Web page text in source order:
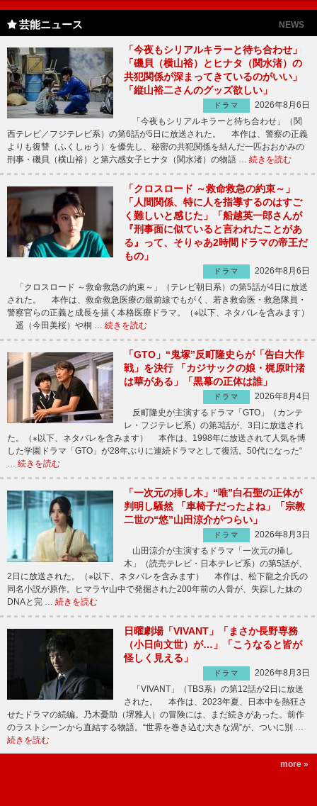
芸能ニュース NEWS
「今夜もシリアルキラーと待ち合わせ」
「磯貝（横山裕）とヒナタ（関水渚）の
共犯関係が深まってきているのがいい」
「縦山裕二さんのグッズ欲しい」
ドラマ
2026年8月6日
「今夜もシリアルキラーと待ち合わせ」（関
西テレビ／フジテレビ系）の第6話が5日に放送された。 本作は、警察の正義
よりも復讐（ふくしゅう）を優先し、秘密の共犯関係を結んだ一匹おおかみの
刑事・磯貝（横山裕）と第六感女子ヒナタ（関水渚）の物語 … 続きを読む
「クロスロード ～救命救急の約束～」
「人間関係、特に人を指導するのはすご
く難しいと感じた」「船越英一郎さんが
『刑事面に似ていると言われたことがあ
る』って、そりゃあ2時間ドラマの帝王だ
もの」
ドラマ
2026年8月6日
「クロスロード ～救命救急の約束～」（テレビ朝日系）の第5話が4日に放送
された。 本作は、救命救急医療の最前線でもがく、若き救命医・救急隊員・
警察官らの正義と成長を描く本格医療ドラマ。（※以下、ネタバレを含みます）
遥（今田美桜）や桐 … 続きを読む
「GTO」“鬼塚”反町隆史らが「告白大作
戦」を決行 「カジサックの娘・梶原叶渚
は華がある」「黒幕の正体は誰」
ドラマ
2026年8月4日
反町隆史が主演するドラマ「GTO」（カンテ
レ・フジテレビ系）の第3話が、3日に放送され
た。（※以下、ネタバレを含みます） 本作は、1998年に放送されて人気を博
した学園ドラマ「GTO」が28年ぶりに連続ドラマとして復活。50代になった“
… 続きを読む
「一次元の挿し木」“唯”白石聖の正体が
判明し騒然 「車椅子だったよね」「宗教
二世の“悠”山田涼介がつらい」
ドラマ
2026年8月3日
山田涼介が主演するドラマ「一次元の挿し
木」（読売テレビ・日本テレビ系）の第5話が、
2日に放送された。（※以下、ネタバレを含みます） 本作は、松下龍之介氏の
同名小説が原作。ヒマラヤ山中で発掘された200年前の人骨が、失踪した妹の
DNAと完 … 続きを読む
日曜劇場「VIVANT」「まさか長野専務
（小日向文世）が…」「こうなると皆が
怪しく見える」
ドラマ
2026年8月3日
「VIVANT」（TBS系）の第12話が2日に放送
された。 本作は、2023年夏、日本中を熱狂さ
せたドラマの続編。乃木憂助（堺雅人）の冒険には、まだ続きがあった。前作
のラストシーンから直結する物語。“世界を巻き込む大きな渦”が、ついに別 …
続きを読む
more »